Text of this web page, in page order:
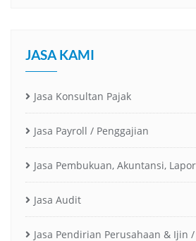
JASA KAMI
Jasa Konsultan Pajak
Jasa Payroll / Penggajian
Jasa Pembukuan, Akuntansi,
Jasa Audit
Jasa Pendirian Perusahaan & Ijin